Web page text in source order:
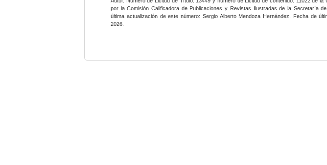
por la Comisión Calificadora de Publicaciones y Revistas Ilustradas de la Secretaría
última actualización de este número: Sergio Alberto Mendoza Hernández. Fecha de
2026.